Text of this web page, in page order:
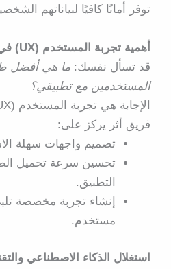
توفر أمانًا كافيًا لبياناتهم
أهمية تجربة المستخدم (UX) في نجاح التطبيق
قد تسأل نفسك: ما هي أفضل
المستخدمين مع تطبيقي؟
الإجابة هي تجربة المستخدم (UX)
فريق
أثر يركز على:
تصميم واجهات سهلة
تحسين سرعة تحميل
التطبيق.
إنشاء تجربة مخصصة
مستخدم.
استغلال الذكاء الاصطناعي